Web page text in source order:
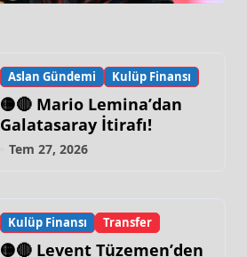
Aslan Gündemi Kulüp Finansı
🟡🔴 Mario Lemina’dan
Galatasaray İtirafı!
Tem 27, 2026
Kulüp Finansı Transfer
🟡🔴 Levent Tüzemen’den